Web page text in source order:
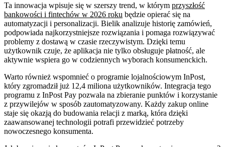
Ta innowacja wpisuje się w szerszy trend, w którym przyszłość
bankowości i fintechów w 2026 roku będzie opierać się na
automatyzacji i personalizacji. Bielik analizuje historię zamówień,
podpowiada najkorzystniejsze rozwiązania i pomaga rozwiązywać
problemy z dostawą w czasie rzeczywistym. Dzięki temu
użytkownik czuje, że aplikacja nie tylko obsługuje płatność, ale
aktywnie wspiera go w codziennych wyborach konsumenckich.
Warto również wspomnieć o programie lojalnościowym InPost,
który zgromadził już 12,4 miliona użytkowników. Integracja tego
programu z InPost Pay pozwala na zbieranie punktów i korzystanie
z przywilejów w sposób zautomatyzowany. Każdy zakup online
staje się okazją do budowania relacji z marką, która dzięki
zaawansowanej technologii potrafi przewidzieć potrzeby
nowoczesnego konsumenta.